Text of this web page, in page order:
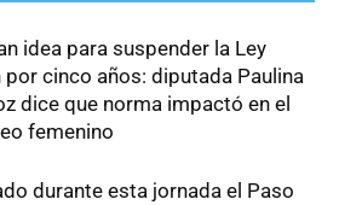
idea para suspender la Ley
por cinco años: diputada Paulina
dice que norma impactó en el
femenino
durante esta jornada el Paso